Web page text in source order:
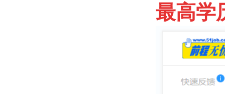
最高学